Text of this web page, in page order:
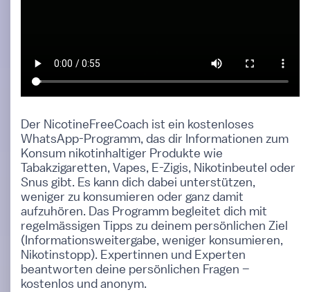
Der NicotineFreeCoach ist ein kostenloses
WhatsApp-Programm, das dir Informationen zum
Konsum nikotinhaltiger Produkte wie
Tabakzigaretten, Vapes, E-Zigis, Nikotinbeutel oder
Snus gibt. Es kann dich dabei unterstützen,
weniger zu konsumieren oder ganz damit
aufzuhören. Das Programm begleitet dich mit
regelmässigen Tipps zu deinem persönlichen Ziel
(Informationsweitergabe, weniger konsumieren,
Nikotinstopp). Expertinnen und Experten
beantworten deine persönlichen Fragen –
kostenlos und anonym.